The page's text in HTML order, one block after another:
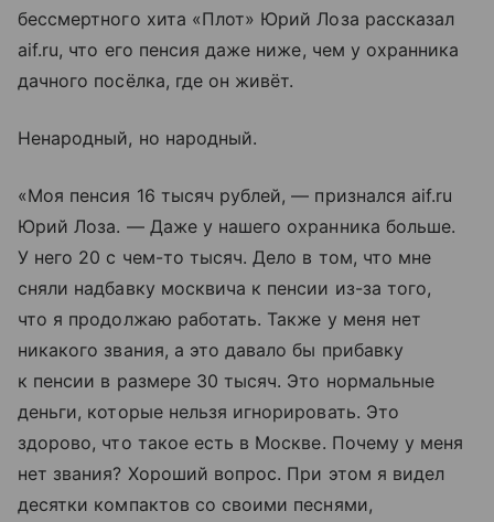
бессмертного хита «Плот» Юрий Лоза рассказал
aif.ru, что его пенсия даже ниже, чем у охранника
дачного посёлка, где он живёт.
Ненародный, но народный.
«Моя пенсия 16 тысяч рублей, — признался aif.ru
Юрий Лоза. — Даже у нашего охранника больше.
У него 20 с чем-то тысяч. Дело в том, что мне
сняли надбавку москвича к пенсии из-за того,
что я продолжаю работать. Также у меня нет
никакого звания, а это давало бы прибавку
к пенсии в размере 30 тысяч. Это нормальные
деньги, которые нельзя игнорировать. Это
здорово, что такое есть в Москве. Почему у меня
нет звания? Хороший вопрос. При этом я видел
десятки компактов со своими песнями,